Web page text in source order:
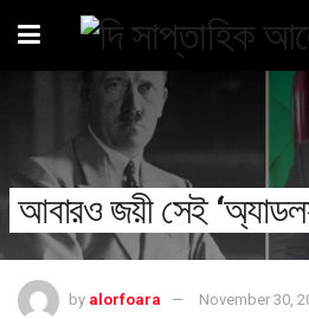
আবারও জয়ী সেই
by alorfoara November 30,